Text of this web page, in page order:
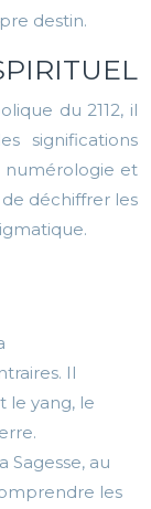
destin.
du 2112, il
significations
numérologie et
déchiffrer les
Il
le yang, le
Sagesse, au
les